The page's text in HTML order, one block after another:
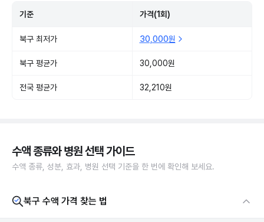
기준 가격(1회)
북구 최저가 30,000원
북구 평균가 30,000원
전국 평균가 32,210원
수액 종류와 병원 선택 가이드
수액 종류, 성분, 효과, 병원 선택 기준을 한 번에 확인해 보세요.
북구 수액 가격 찾는 법